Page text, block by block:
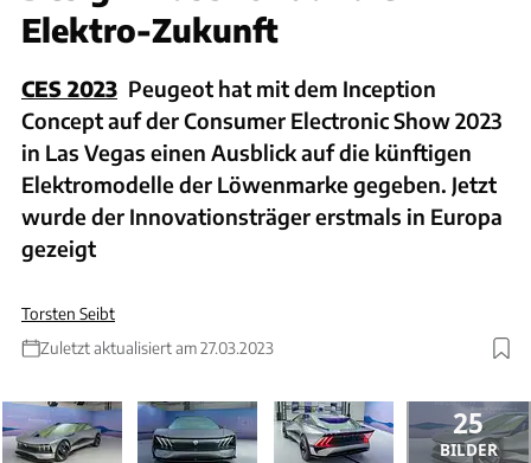
Elektro-Zukunft
CES 2023 Peugeot hat mit dem Inception
Concept auf der Consumer Electronic Show 2023
in Las Vegas einen Ausblick auf die künftigen
Elektromodelle der Löwenmarke gegeben. Jetzt
wurde der Innovationsträger erstmals in Europa
gezeigt
Torsten Seibt
Zuletzt aktualisiert am 27.03.2023
25
BILDER